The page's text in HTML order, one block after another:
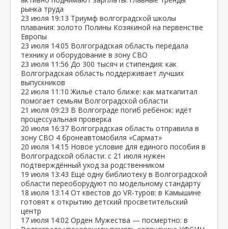
рынка труда
23 июля 19:13 Триумф волгоградской школы
плавания: золото Полины Козякиной на первенстве
Европы
23 июля 14:05 Волгоградская область передала
технику и оборудование в зону СВО
23 июля 11:56 До 300 тысяч и стипендия: как
Волгоградская область поддерживает лучших
выпускников
22 июля 11:10 Жильё стало ближе: как маткапитал
помогает семьям Волгоградской области
21 июля 09:23 В Волгограде погиб ребёнок: идёт
процессуальная проверка
20 июля 16:37 Волгоградская область отправила в
зону СВО 4 бронеавтомобиля «Сармат»
20 июля 14:15 Новое условие для единого пособия в
Волгоградской области: с 21 июля нужен
подтверждённый уход за родственником
19 июля 13:43 Ещё одну библиотеку в Волгоградской
области переоборудуют по модельному стандарту
18 июля 13:14 От квестов до VR‑туров: в Камышине
готовят к открытию детский просветительский
центр
17 июля 14:02 Орден Мужества — посмертно: в